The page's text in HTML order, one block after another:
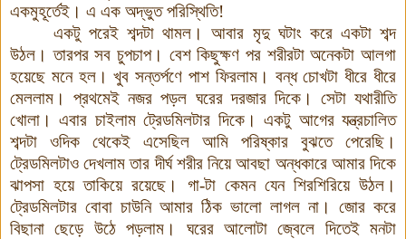
একমুহূর্তেই । এ এক অদ্ভুত পরিস্থিতি!
একটু পরেই শব্দটা থামল ।
আবার মৃদু ঘটাং করে একটা শব্দ
উঠল । তারপর সব চুপচাপ। বেশ কিছুক্ষণ পর শরীরটা অনেকটা আলগা
হয়েছে মনে হল। খুব সন্তর্পণে পাশ ফিরলাম। বন্ধ চোখটা ধীরে ধীরে
মেললাম । প্রথমেই নজর পড়ল ঘরের দরজার দিকে।
সেটা যথারীতি
খোলা । এবার চাইলাম ট্রেডমিলটার দিকে। একটু আগের যন্ত্রচালিত
শব্দটা ওদিক থেকেই এসেছিল আমি পরিষ্কার বুঝতে পেরেছি ।
ট্রেডমিলটাও দেখলাম তার দীর্ঘ শরীর নিয়ে আবছা অন্ধকারে আমার দিকে
ঝাপসা হয়ে তাকিয়ে রয়েছে । গা-টা কেমন যেন শিরশিরিয়ে উঠল ।
ট্রেডমিলটার বোবা চাউনি আমার ঠিক ভালো লাগল না ।
জোর করে
বিছানা ছেড়ে উঠে পড়লাম ।
ঘরের আলোটা জ্বেলে দিতেই মনটা